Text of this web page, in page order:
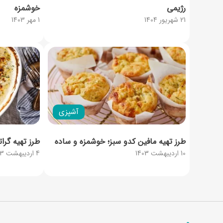
21 شهریور 1404
رژیمی
1 مهر 1403
خوشمزه
آشپزی
10 اردیبهشت 1403
طرز تهیه مافین کدو سبز؛ خوشمزه و ساده
4 اردیبهشت 1403
طرز تهیه